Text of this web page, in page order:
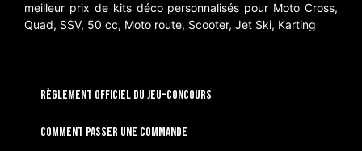
meilleur prix de kits déco personnalisés pour Moto Cross,
Quad, SSV, 50 cc, Moto route, Scooter, Jet Ski, Karting
RÈGLEMENT OFFICIEL DU JEU-CONCOURS
Comment passer une commande